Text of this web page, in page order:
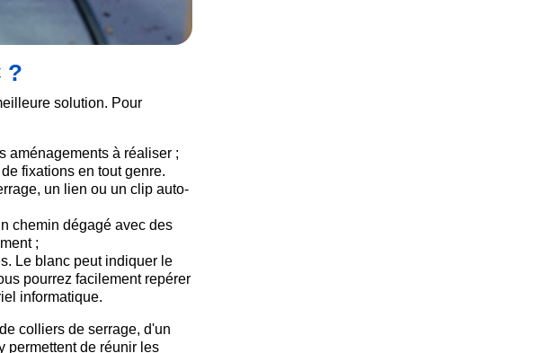
?
solution. Pour
aménagements à réaliser ;
fixations en tout genre.
un lien ou un clip auto-
chemin dégagé avec des
;
Le blanc peut indiquer le
pourrez facilement repérer
informatique.
colliers de serrage, d'un
permettent de réunir les